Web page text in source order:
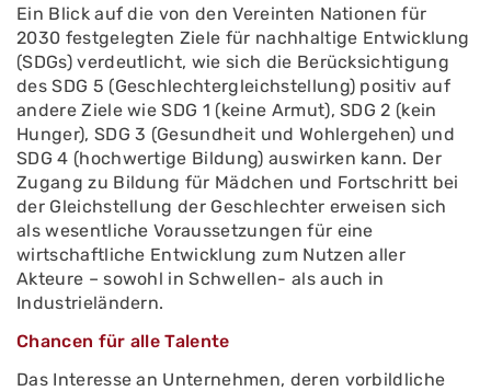
Ein Blick auf die von den Vereinten Nationen für
2030 festgelegten Ziele für nachhaltige Entwicklung
(SDGs) verdeutlicht, wie sich die Berücksichtigung
des SDG 5 (Geschlechtergleichstellung) positiv auf
andere Ziele wie SDG 1 (keine Armut), SDG 2 (kein
Hunger), SDG 3 (Gesundheit und Wohlergehen) und
SDG 4 (hochwertige Bildung) auswirken kann. Der
Zugang zu Bildung für Mädchen und Fortschritt bei
der Gleichstellung der Geschlechter erweisen sich
als wesentliche Voraussetzungen für eine
wirtschaftliche Entwicklung zum Nutzen aller
Akteure – sowohl in Schwellen- als auch in
Industrieländern.
Chancen für alle Talente
Das Interesse an Unternehmen, deren vorbildliche